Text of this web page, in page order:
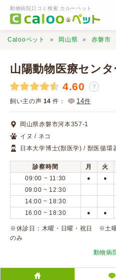
動物病院口コミ検索 カルーペット
動物病院検索
口コミ検索
Calooペットとは？
口コミ投稿
Calooペット 岡山県 赤磐市
山陽動物医療センタ
4.60 ？
飼い主の声 14 件： 14件
岡山県赤磐市河本357-1
イヌ / ネコ
日本大学博士(獣医学) / 獣医循
診察時間 月 火
09:00 ~ 11:30
● ●
09:00 ~ 12:30
14:00 ~ 18:30
16:00 ~ 18:30 ● ●
※休診日：木曜・日曜・祝日 ※土
のみ
動物病